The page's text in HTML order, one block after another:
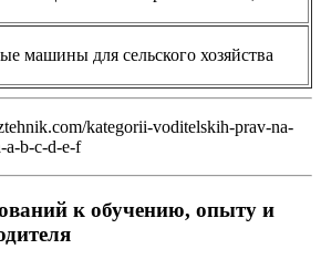
машины для сельского хозяйства
kategorii-voditelskih-prav-na-
a-b-c-d-e-f
к обучению, опыту и